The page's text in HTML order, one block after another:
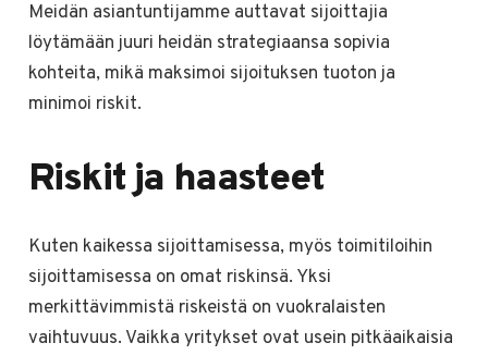
Meidän asiantuntijamme auttavat sijoittajia
löytämään juuri heidän strategiaansa sopivia
kohteita, mikä maksimoi sijoituksen tuoton ja
minimoi riskit.
Riskit ja haasteet
Kuten kaikessa sijoittamisessa, myös toimitiloihin
sijoittamisessa on omat riskinsä. Yksi
merkittävimmistä riskeistä on vuokralaisten
vaihtuvuus. Vaikka yritykset ovat usein pitkäaikaisia